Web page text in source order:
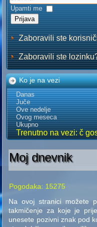
Upamti me
Prijava
Zaboravili ste
Zaboravili ste
Ko je na vezi
Danas
Juče
Ove nedelje
Ovog meseca
Ukupno
Trenutno na vezi: č
Moj dnevnik
Pogodaka: 15275
Na ovoj stranici možete
takmičenje za koje je
unesete pozivni znak pod